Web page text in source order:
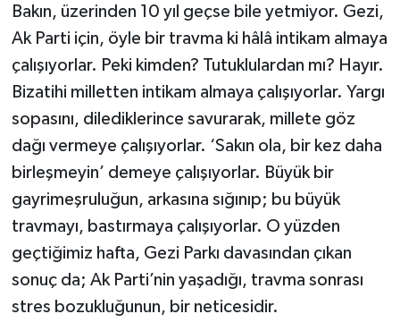
Bakın, üzerinden 10 yıl geçse bile yetmiyor. Gezi,
Ak Parti için, öyle bir travma ki hâlâ intikam almaya
çalışıyorlar. Peki kimden? Tutuklulardan mı? Hayır.
Bizatihi milletten intikam almaya çalışıyorlar. Yargı
sopasını, dilediklerince savurarak, millete göz
dağı vermeye çalışıyorlar. ‘Sakın ola, bir kez daha
birleşmeyin’ demeye çalışıyorlar. Büyük bir
gayrimeşruluğun, arkasına sığınıp; bu büyük
travmayı, bastırmaya çalışıyorlar. O yüzden
geçtiğimiz hafta, Gezi Parkı davasından çıkan
sonuç da; Ak Parti’nin yaşadığı, travma sonrası
stres bozukluğunun, bir neticesidir.